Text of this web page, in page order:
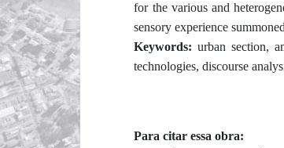
for the various and
sensory experience
Keywords:urban section,
technologies, discourse
Para citar essa obra: